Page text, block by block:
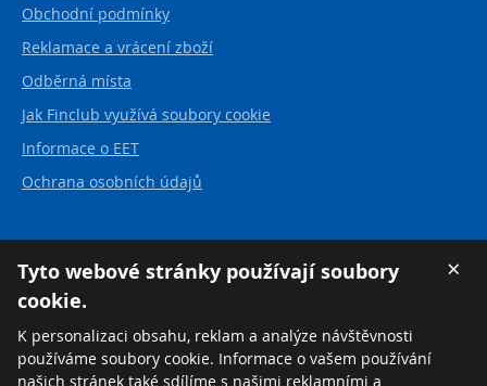
Obchodní podmínky
Reklamace a vrácení zboží
Odběrná místa
Jak Finclub využívá soubory cookie
Informace o EET
Ochrana osobních údajů
FINCLUB plus, a.s.
Karvinská 21
737 01 Český Těšín
Česká republika
×
Tyto webové stránky používají soubory
cookie.
K personalizaci obsahu, reklam a analýze návštěvnosti
používáme soubory cookie. Informace o vašem používání
našich stránek také sdílíme s našimi reklamními a